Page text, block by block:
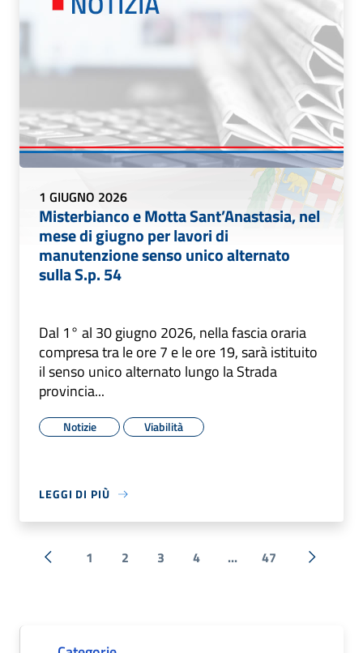
1 GIUGNO 2026
Misterbianco e Motta Sant’Anastasia, nel
mese di giugno per lavori di
manutenzione senso unico alternato
sulla S.p. 54
Dal 1° al 30 giugno 2026, nella fascia oraria
compresa tra le ore 7 e le ore 19, sarà istituito
il senso unico alternato lungo la Strada
provincia...
Notizie Viabilità
LEGGI DI PIÙ
« Precedente
1 2 3 4 ... 47